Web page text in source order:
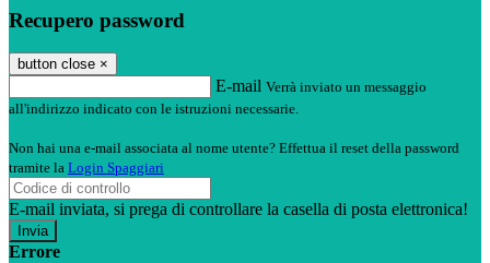
Recupero password
button close ×
E-mail Verrà inviato un messaggio
all'indirizzo indicato con le istruzioni necessarie.
Non hai una e-mail associata al nome utente? Effettua il reset della password
tramite la Login Spaggiari
E-mail inviata, si prega di controllare la casella di posta elettronica!
Errore